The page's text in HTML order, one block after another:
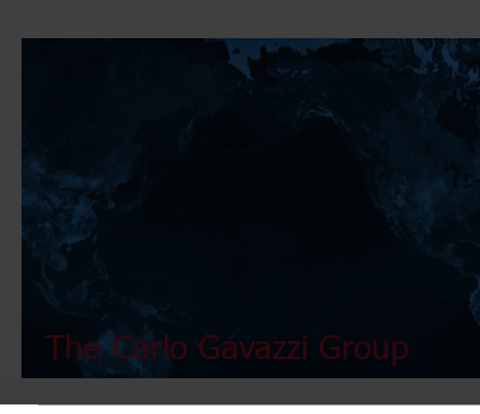
The Carlo Gavazzi Group